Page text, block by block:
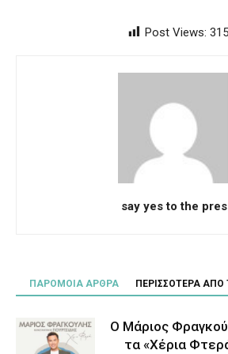
Post Views: 315
say yes to the
ΠΑΡΟΜΟΙΑ ΑΡΘΡΑ ΠΕΡΙΣΣΟΤΕΡΑ
Ο Μάριος
τα «Χέρια